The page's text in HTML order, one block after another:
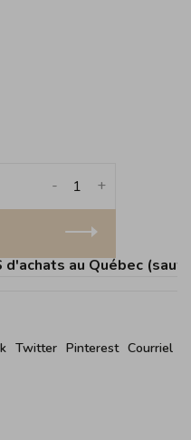
+
-
au Québec (sauf
Twitter Pinterest Courriel